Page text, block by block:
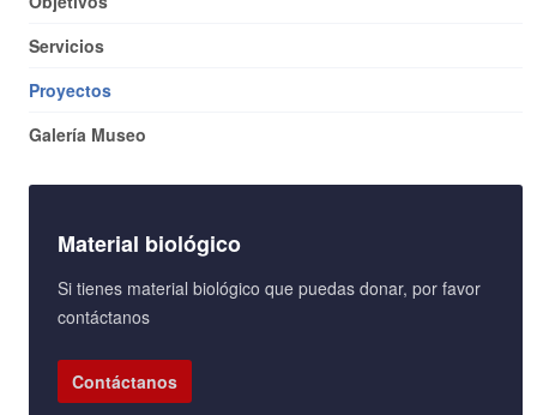
Servicios
Proyectos
Galería Museo
Material biológico
Si tienes material biológico que puedas donar, por favor
contáctanos
Contáctanos